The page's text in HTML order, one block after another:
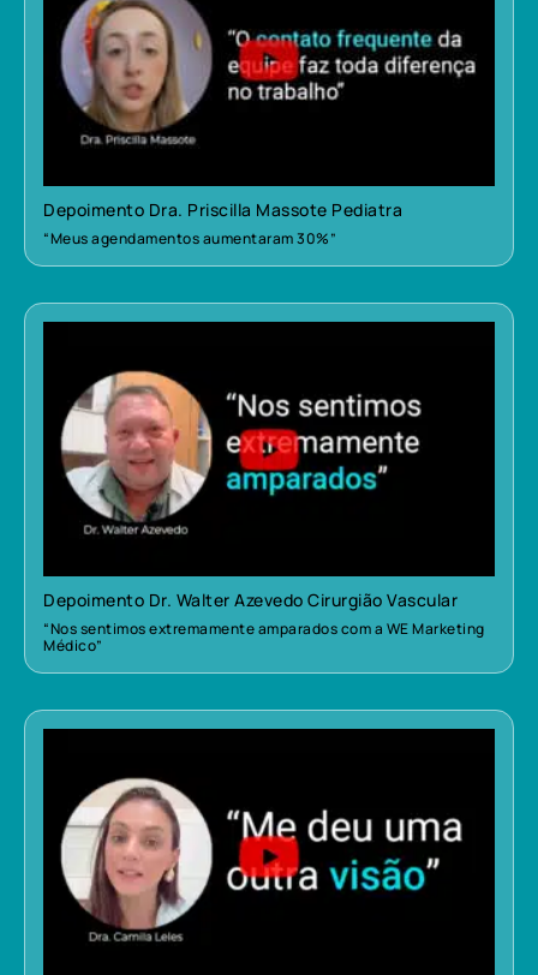
Depoimento Dra. Priscilla Massote Pediatra
“Meus agendamentos aumentaram 30%”
Depoimento Dr. Walter Azevedo Cirurgião Vascular
“Nos sentimos extremamente amparados com a WE Marketing
Médico”